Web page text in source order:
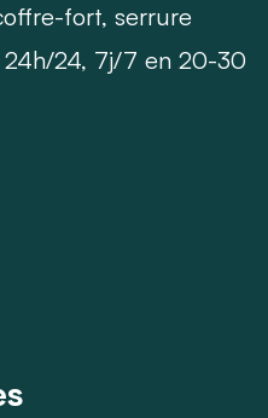
fort, serrure
24, 7j/7 en 20-30